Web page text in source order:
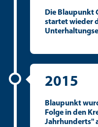
Die Blaupunkt
startet wieder
2015
Blaupunkt
Folge in den
Jahrhunderts"